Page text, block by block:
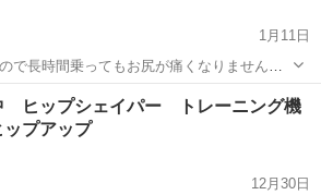
1月11日
で長時間乗ってもお尻が痛くなりません。
見ながらトレーニングも出来て寒い季節に
吹駅 フィットネス、トレーニング
ヒップシェイパー トレーニング機
プアップ
12月30日